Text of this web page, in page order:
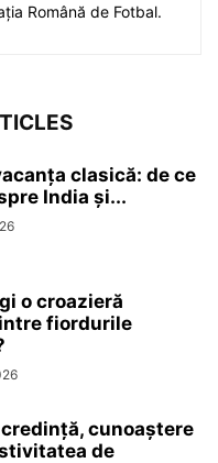
Română de Fotbal.
clasică: de ce
India și...
o croazieră
fiordurile
cunoaștere
de